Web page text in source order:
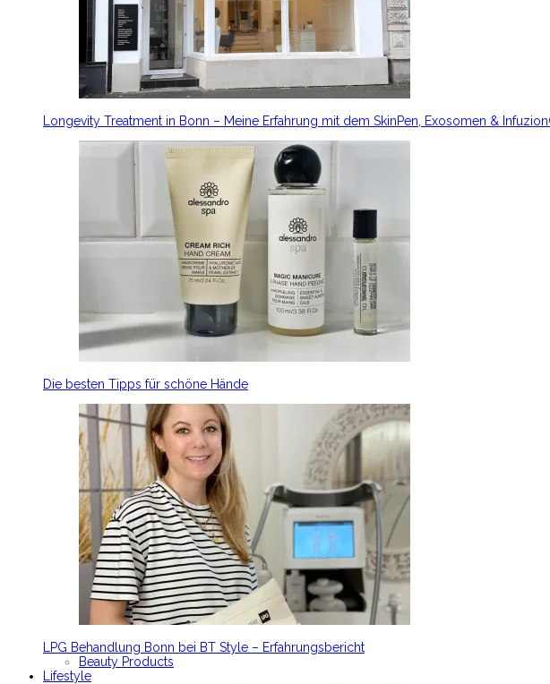
Longevity Treatment in Bonn – Meine Erfahrung mit dem SkinPen, Exosomen &
Die besten Tipps für schöne Hände
LPG Behandlung Bonn bei BT Style – Erfahrungsbericht
Beauty Products
Lifestyle